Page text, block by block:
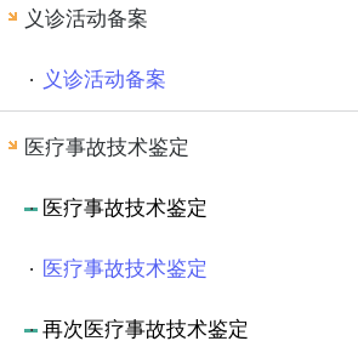
义诊活动备案
义诊活动备案
医疗事故技术鉴定
医疗事故技术鉴定
医疗事故技术鉴定
再次医疗事故技术鉴定